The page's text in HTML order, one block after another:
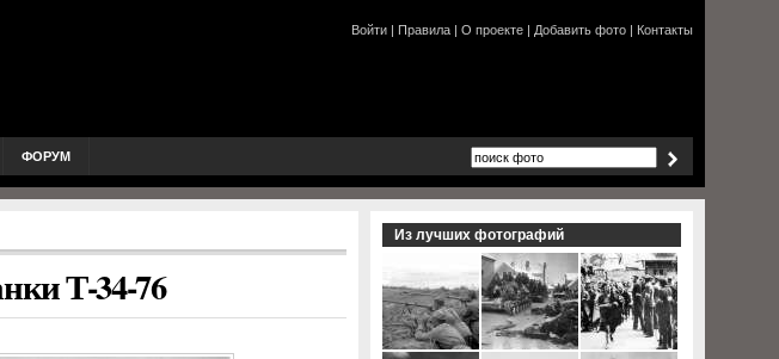
Войти | Правила | О проекте | Добавить фото | Контакты
ФОРУМ
Т-34-76
Из лучших фотографий